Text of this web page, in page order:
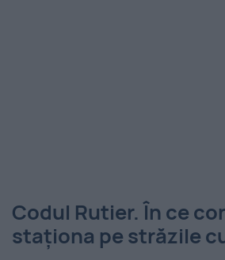
Codul Rutier. În ce
staționa pe străzile